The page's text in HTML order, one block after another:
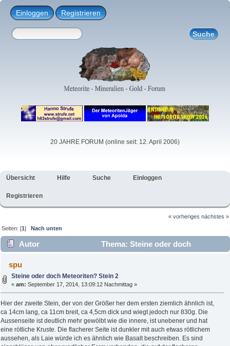
Einloggen Registrieren
20 JAHRE FORUM (online seit: 12. April 2006)
Übersicht Hilfe Suche Einloggen
Registrieren
« vorheriges nächstes »
Seiten: [1]Nach unten
Autor
Thema: Steine oder doch
spu
Steine oder doch Meteoriten? Stein 2
«am: September 17, 2014, 13:09:12 Nachmittag »
Hier der zweite Stein, der von der Größer her dem ersten ziemlich ähnlich ist,
ca 14cm lang, ca 11cm breit, ca 4,5cm dick und wiegt jedoch nur 830g. Die
Aussenseite ist deutlich mehr gewölbt wie die innere, ist unebener und hat
eine rötliche Kruste. Die flacherer Seite ist dunkler mit auch etwas rötlichem
aussehen, als Laie würde ich es ähnlich wie Basalt beschreiben. Es sind